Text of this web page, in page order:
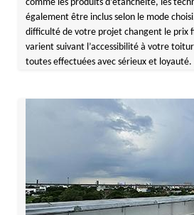
comme les produits d’étanchéité, les
également être inclus selon le mode
difficulté de votre projet changent le prix
varient suivant l’accessibilité à votre
toutes effectuées avec sérieux et loyauté.